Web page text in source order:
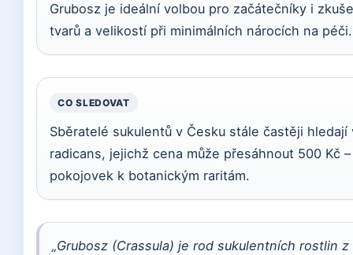
Grubosz je ideální volbou pro začátečníky i
tvarů a velikostí při minimálních nárocích na péči.
CO SLEDOVAT
Sběratelé sukulentů v Česku stále častěji
radicans, jejichž cena může přesáhnout 500 Kč
pokojovek k botanickým raritám.
„Grubosz (Crassula) je rod sukulentních rostlin